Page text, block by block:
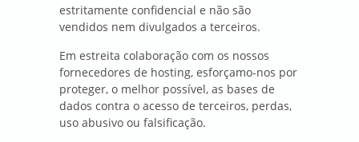
estritamente confidencial e não são
vendidos nem divulgados a terceiros.
Em estreita colaboração com os nossos
fornecedores de hosting, esforçamo-nos por
proteger, o melhor possível, as bases de
dados contra o acesso de terceiros, perdas,
uso abusivo ou falsificação.